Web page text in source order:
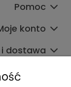
Pomoc
konto
i dostawa